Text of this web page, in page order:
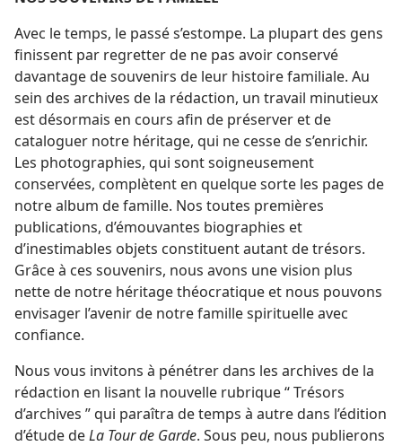
Avec le temps, le passé s’estompe. La plupart des gens
finissent par regretter de ne pas avoir conservé
davantage de souvenirs de leur histoire familiale. Au
sein des archives de la rédaction, un travail minutieux
est désormais en cours afin de préserver et de
cataloguer notre héritage, qui ne cesse de s’enrichir.
Les photographies, qui sont soigneusement
conservées, complètent en quelque sorte les pages de
notre album de famille. Nos toutes premières
publications, d’émouvantes biographies et
d’inestimables objets constituent autant de trésors.
Grâce à ces souvenirs, nous avons une vision plus
nette de notre héritage théocratique et nous pouvons
envisager l’avenir de notre famille spirituelle avec
confiance.
Nous vous invitons à pénétrer dans les archives de la
rédaction en lisant la nouvelle rubrique “ Trésors
d’archives ” qui paraîtra de temps à autre dans l’édition
d’étude deLa Tour de Garde. Sous peu, nous publierons